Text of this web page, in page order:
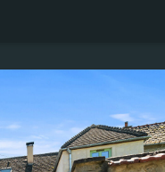
achat ou un investissement
sur les risques auxquels ce
Géorisques : «
»
102,00 m²
Terrain
344,00 m²